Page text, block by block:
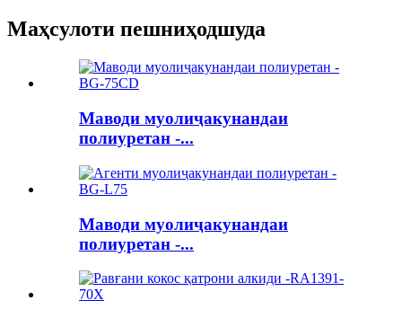
Маҳсулоти пешниҳодшуда
Маводи муолиҷакунандаи
полиуретан -...
Маводи муолиҷакунандаи
полиуретан -...